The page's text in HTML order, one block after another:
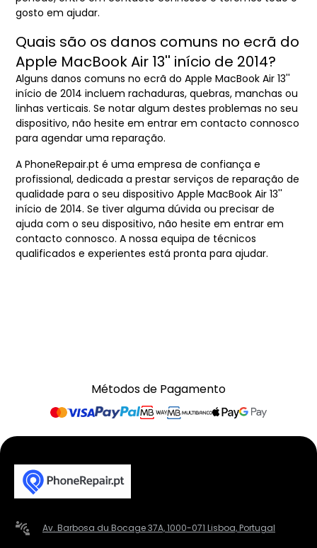
gosto em ajudar.
Quais são os danos comuns no ecrã do
Apple MacBook Air 13'' início de 2014?
Alguns danos comuns no ecrã do Apple MacBook Air 13''
início de 2014 incluem rachaduras, quebras, manchas ou
linhas verticais. Se notar algum destes problemas no seu
dispositivo, não hesite em entrar em contacto connosco
para agendar uma reparação.
A PhoneRepair.pt é uma empresa de confiança e
profissional, dedicada a prestar serviços de reparação de
qualidade para o seu dispositivo Apple MacBook Air 13''
início de 2014. Se tiver alguma dúvida ou precisar de
ajuda com o seu dispositivo, não hesite em entrar em
contacto connosco. A nossa equipa de técnicos
qualificados e experientes está pronta para ajudar.
Métodos de Pagamento
Av. Barbosa du Bocage 37A, 1000-071 Lisboa, Portugal